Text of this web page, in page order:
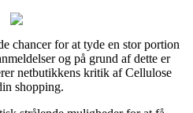
chancer for at tyde en stor portion
og på grund af dette er
netbutikkens kritik af Cellulose
shopping.